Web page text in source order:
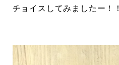
チョイスしてみましたー！！